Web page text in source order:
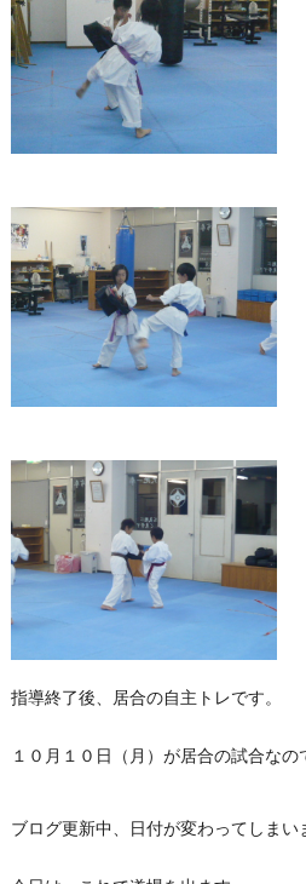
指導終了後、居合の自主トレです。
１０月１０日（月）が居合の試合なの
ブログ更新中、日付が変わってしまい